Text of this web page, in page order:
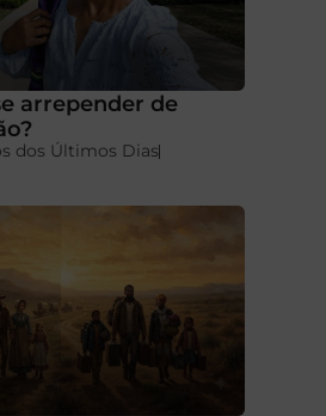
arrepender de
dos Últimos Dias